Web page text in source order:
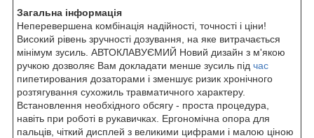
Загальна інформація
Неперевершена комбінація надійності, точності і ціни!
Високий рівень зручності дозування, на яке витрачається
мінімум зусиль. АВТОКЛАВУЄМИЙ Новий дизайн з м'якою
ручкою дозволяє Вам докладати менше зусиль під час
пипетирования дозаторами і зменшує ризик хронічного
розтягування сухожиль травматичного характеру.
Встановлення необхідного обсягу - проста процедура,
навіть при роботі в рукавичках. Ергономічна опора для
пальців, чіткий дисплей з великими цифрами і малою ціною